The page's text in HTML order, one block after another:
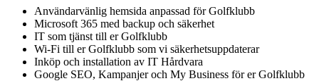
Användarvänlig hemsida anpassad för Golfklubb
Microsoft 365 med backup och säkerhet
IT som tjänst till er Golfklubb
Wi-Fi till er Golfklubb som vi säkerhetsuppdaterar
Inköp och installation av IT Hårdvara
Google SEO, Kampanjer och My Business för er Golfklubb